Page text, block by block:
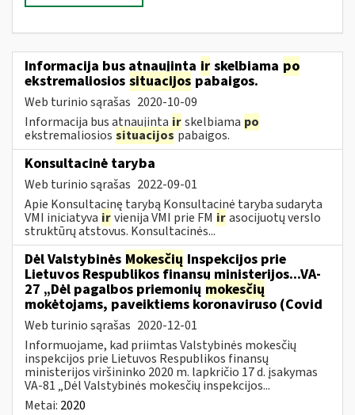
Informacija bus atnaujinta ir skelbiama po
ekstremaliosios situacijos pabaigos.
Web turinio sąrašas 2020-10-09
Informacija bus atnaujinta irskelbiama po
ekstremaliosios situacijospabaigos.
Konsultacinė taryba
Web turinio sąrašas 2022-09-01
Apie Konsultacinę tarybą Konsultacinė taryba sudaryta
VMI iniciatyva irvienija VMI prie FM irasocijuotų verslo
struktūrų atstovus. Konsultacinės...
Dėl Valstybinės Mokesčių Inspekcijos prie
Lietuvos Respublikos finansų ministerijos...VA-
27 „Dėl pagalbos priemonių mokesčių
mokėtojams, paveiktiems koronaviruso (Covid
Web turinio sąrašas 2020-12-01
Informuojame, kad priimtas Valstybinės mokesčių
inspekcijos prie Lietuvos Respublikos finansų
ministerijos viršininko 2020 m. lapkričio 17 d. įsakymas
VA-81 „Dėl Valstybinės mokesčių inspekcijos...
Metai: 2020